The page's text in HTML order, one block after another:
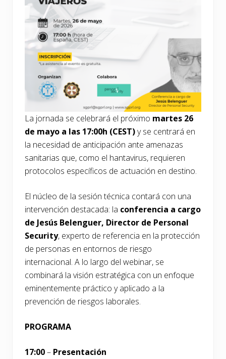
La jornada se celebrará el próximo martes 26
de mayo a las 17:00h (CEST)y se centrará en
la necesidad de anticipación ante amenazas
sanitarias que, como el hantavirus, requieren
protocolos específicos de actuación en destino.
El núcleo de la sesión técnica contará con una
intervención destacada: la conferencia a cargo
de Jesús Belenguer, Director de Personal
Security, experto de referencia en la protección
de personas en entornos de riesgo
internacional. A lo largo del webinar, se
combinará la visión estratégica con un enfoque
eminentemente práctico y aplicado a la
prevención de riesgos laborales.
PROGRAMA
17:00– Presentación